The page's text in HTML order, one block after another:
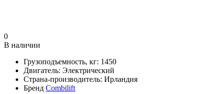
0
В наличии
Грузоподъемность, кг: 1450
Двигатель: Электрический
Страна-производитель: Ирландия
Бренд Combilift